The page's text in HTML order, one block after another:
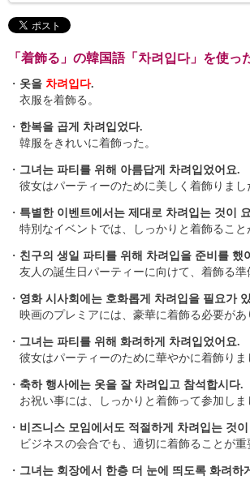
「着飾る」の韓国語「차려입다」を使っ
・ 옷을 차려입다.
衣服を着飾る。
・ 한복을 곱게 차려입었다.
韓服をきれいに着飾った。
・ 그녀는 파티를 위해 아름답게 차려입었어요.
彼女はパーティーのために美しく着飾りまし
・ 특별한 이벤트에서는 제대로 차려입는 것이
特別なイベントでは、しっかりと着飾ること
・ 친구의 생일 파티를 위해 차려입을 준비를 했
友人の誕生日パーティーに向けて、着飾る準
・ 영화 시사회에는 호화롭게 차려입을 필요가
映画のプレミアには、豪華に着飾る必要があ
・ 그녀는 파티를 위해 화려하게 차려입었어요.
彼女はパーティーのために華やかに着飾りま
・ 축하 행사에는 옷을 잘 차려입고 참석합시다.
お祝い事には、しっかりと着飾って参加しま
・ 비즈니스 모임에서도 적절하게 차려입는 것
ビジネスの会合でも、適切に着飾ることが重
・ 그녀는 회장에서 한층 더 눈에 띄도록 화려하